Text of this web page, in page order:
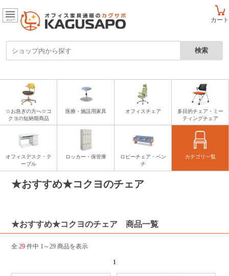
カート
メニュー
☆お急ぎの方へ☆コ
クヨの短納期商品
医療・施設用家具 オフィスチェア
多目的チェア・ミー
ティングチェア
オフィスデスク・テ
ーブル
ロッカー・保管庫
ロビーチェア・ベン
チ
カテゴリ一覧
★おすすめ★コクヨのチェア
★おすすめ★コクヨのチェア 商品一覧
全29 件中 1～29 商品を表示
1